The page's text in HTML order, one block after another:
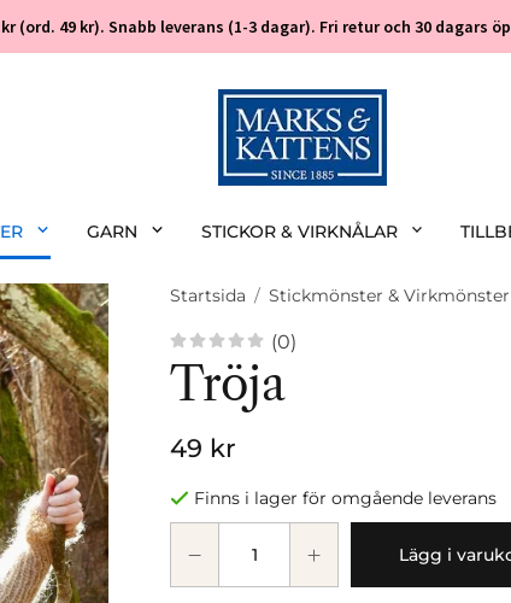
(ord. 49 kr). Snabb leverans (1-3 dagar). Fri retur och 30 dagars
GARN STICKOR & VIRKNÅLAR
Startsida / Stickmönster & Virkmönster
(0)
Tröja
49 kr
Finns i lager för omgående leverans
Lägg i